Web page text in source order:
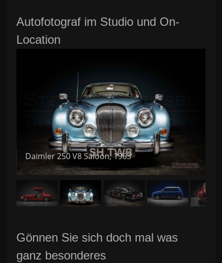
Autofotograf im Studio und On-
Location
Daimler 250 V8 Saloon, 1963
Gönnen Sie sich doch mal was
ganz besonderes